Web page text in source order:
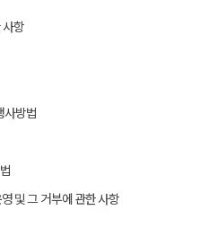
사항
사방법
및 그 거부에 관한 사항